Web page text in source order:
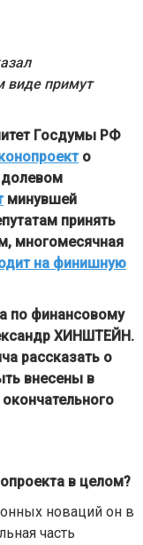
виде примут
Госдумы РФ
о
долевом
минувшей
принять
многомесячная
на финишную
по финансовому
ХИНШТЕЙН.
рассказать о
внесены в
в целом?
новаций он в
часть